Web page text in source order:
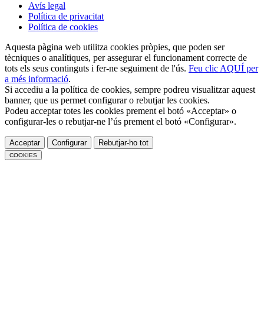
Avís legal
Política de privacitat
Política de cookies
Aquesta pàgina web utilitza cookies pròpies, que poden ser
tècniques o analítiques, per assegurar el funcionament correcte de
tots els seus continguts i fer-ne seguiment de l'ús. Feu clic AQUÍ per
a més informació.
Si accediu a la política de cookies, sempre podreu visualitzar aquest
banner, que us permet configurar o rebutjar les cookies.
Podeu acceptar totes les cookies prement el botó «Acceptar» o
configurar-les o rebutjar-ne l’ús prement el botó «Configurar».
Acceptar Configurar Rebutjar-ho tot
COOKIES